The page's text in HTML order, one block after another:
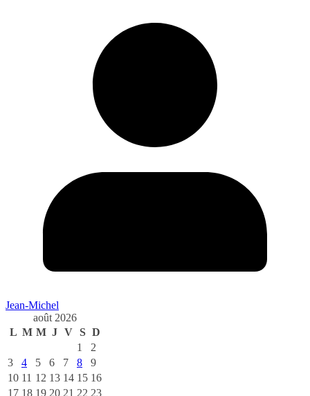
Jean-Michel
août 2026
L M M J V S D
1
2
3
4 5 6 7 8
9
10 11 12 13 14 15 16
17 18 19 20 21 22 23